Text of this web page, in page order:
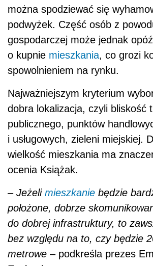
można spodziewać się
podwyżek. Część osób z
gospodarczej może jednak
o kupnie mieszkania, co grozi
spowolnieniem na rynku.
Najważniejszym kryterium
dobra lokalizacja, czyli bliskość
publicznego, punktów
i usługowych, zieleni miejskiej.
wielkość mieszkania ma
ocenia Książak.
‒ Jeżeli mieszkanie będzie
położone, dobrze
do dobrej infrastruktury, to
bez względu na to, czy będzie
metrowe – podkreśla prezes